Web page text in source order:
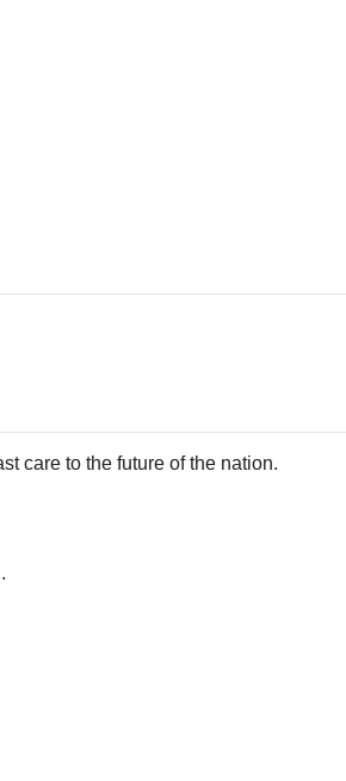
care to the future of the nation.